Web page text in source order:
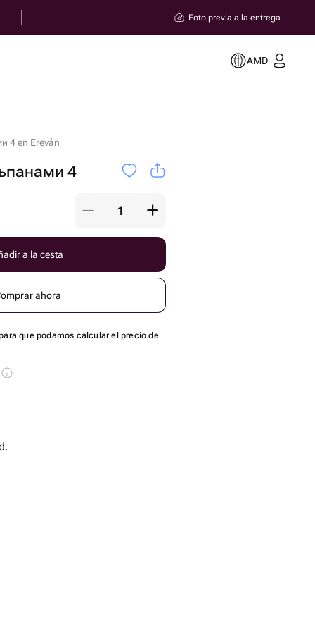
Foto previa a la entrega
AMD
4 en Ereván
4
a la cesta
ahora
que podamos calcular el precio de